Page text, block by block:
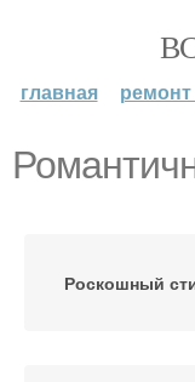
главная ремонт
Роскошный